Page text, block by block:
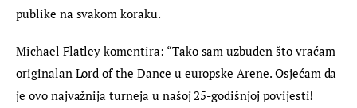
publike na svakom koraku.
Michael Flatley komentira: “Tako sam uzbuđen što vraćam
originalan Lord of the Dance u europske Arene. Osjećam da
je ovo najvažnija turneja u našoj 25-godišnjoj povijesti!